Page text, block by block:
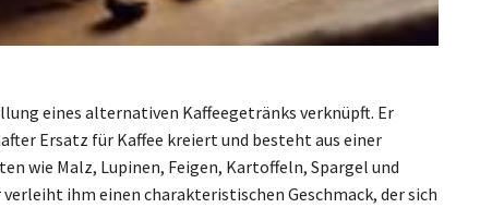
eines alternativen Kaffeegetränks verknüpft. Er
Ersatz für Kaffee kreiert und besteht aus einer
wie Malz, Lupinen, Feigen, Kartoffeln, Spargel und
ihm einen charakteristischen Geschmack, der sich